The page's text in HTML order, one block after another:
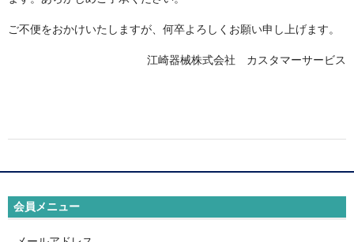
テーピング
理学療法機器
ホームケア
姿勢保持クッション
ご不便をおかけいたしますが、何卒よろしくお願い申し上げます。
江崎器械株式会社 カスタマーサービス
会員メニュー